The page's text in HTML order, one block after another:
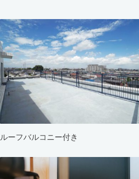
ルーフバルコニー付き